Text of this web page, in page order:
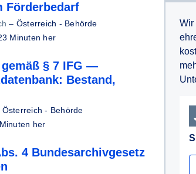
Förderbedarf
– Österreich - Behörde
Minuten her
§ 7 IFG —
Bestand,
Österreich - Behörde
her
4 Bundesarchivgesetz
Wir